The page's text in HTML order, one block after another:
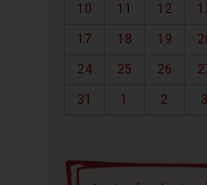
10
11 12
17
18 19
24
25 26
31
1 2 3